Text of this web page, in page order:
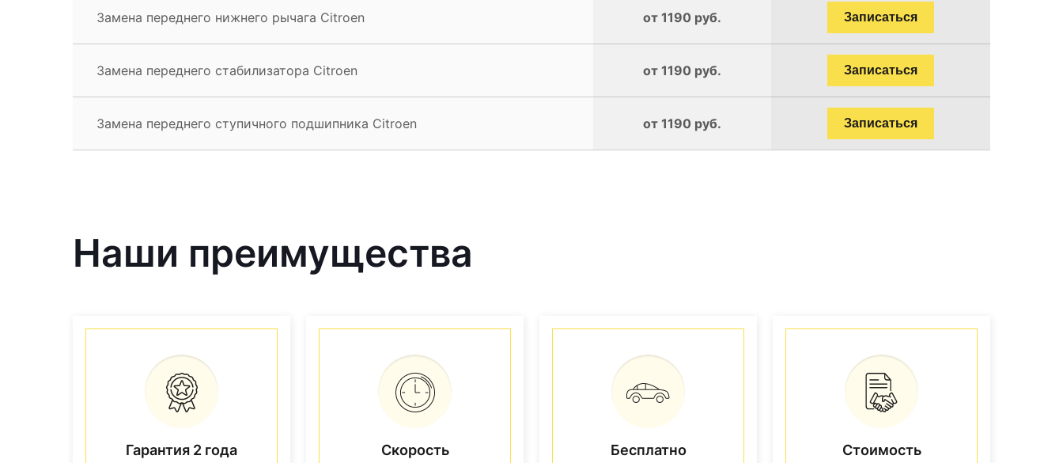
Замена переднего нижнего рычага Citroen от 1190 руб. Записаться
Замена переднего стабилизатора Citroen от 1190 руб. Записаться
Замена переднего ступичного подшипника Citroen от 1190 руб. Записаться
Наши преимущества
Гарантия 2 года Скорость Бесплатно Стоимость